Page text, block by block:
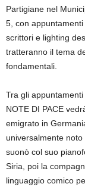
Partigiane nel
5, con
scrittori e lighting
tratteranno il tema
fondamentali.
Tra gli
NOTE DI PACE
emigrato in
universalmente
suonò col suo
Siria, poi la
linguaggio comico